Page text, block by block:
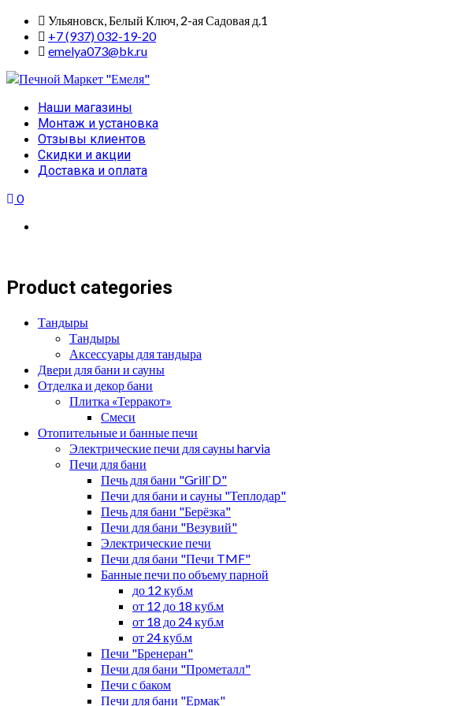
Skip
content
Ульяновск, Белый Ключ, 2-ая Садовая д.1
+7 (937) 032-19-20
emelya073@bk.ru
Primary
Menu
Наши магазины
Монтаж и установка
Отзывы клиентов
Скидки и акции
Доставка и оплата
0
Product categories
Тандыры
Тандыры
Аксессуары для тандыра
Двери для бани и сауны
Отделка и декор бани
Плитка «Терракот»
Смеси
Отопительные и банные печи
Электрические печи для сауны harvia
Печи для бани
Печь для бани "Grill`D"
Печи для бани и сауны "Теплодар"
Печь для бани "Берёзка"
Печи для бани "Везувий"
Электрические печи
Печи для бани "Печи TMF"
Банные печи по объему парной
до 12 куб.м
от 12 до 18 куб.м
от 18 до 24 куб.м
от 24 куб.м
Печи "Бренеран"
Печи для бани "Прометалл"
Печи с баком
Печи для бани "Ермак"